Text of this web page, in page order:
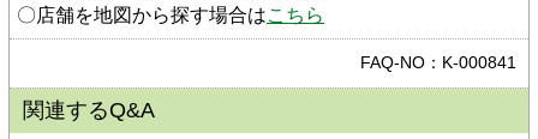
〇店舗を地図から探す場合はこちら
FAQ-NO：K-000841
関連するQ&A